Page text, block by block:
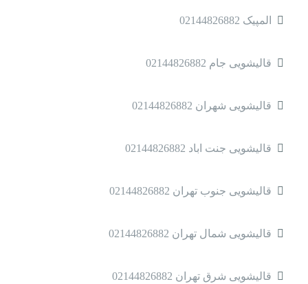
المپیک 02144826882
قالیشویی جام 02144826882
قالیشویی شهران 02144826882
قالیشویی جنت اباد 02144826882
قالیشویی جنوب تهران 02144826882
قالیشویی شمال تهران 02144826882
قالیشویی شرق تهران 02144826882